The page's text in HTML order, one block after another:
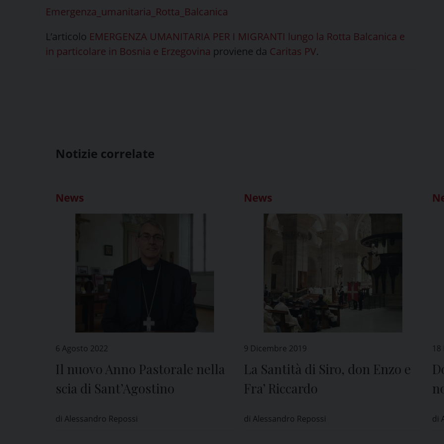
Emergenza_umanitaria_Rotta_Balcanica
L’articolo EMERGENZA UMANITARIA PER I MIGRANTI lungo la Rotta Balcanica e
in particolare in Bosnia e Erzegovina proviene da Caritas PV.
Notizie correlate
News
6 Agosto 2022
Il nuovo Anno Pastorale nella
scia di Sant’Agostino
di Alessandro Repossi
News
9 Dicembre 2019
La Santità di Siro, don Enzo e
Fra’ Riccardo
di Alessandro Repossi di